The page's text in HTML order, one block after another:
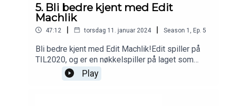
5. Bli bedre kjent med Edit
Machlik
47:12 | torsdag 11. januar 2024 | Season 1 Ep. 5
Bli bedre kjent med Edit Machlik!Edit spiller på
TIL2020, og er en nøkkelspiller på laget som
kjempet i toppen av 1. divisjon i 2023. Hun er god
med begge bein, og spiller derfor back på begge
Play